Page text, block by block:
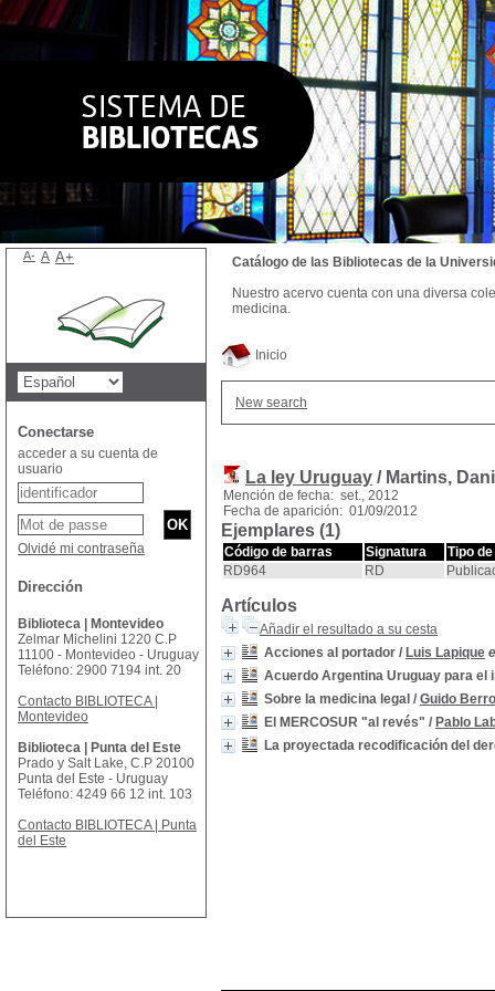
Inicio
New search
La ley Uruguay / Martins,
Mención de fecha: set., 2012
Fecha de aparición: 01/09/2012
Ejemplares (1)
Código de barras Signatura
Tipo
RD964
RD
Artículos
Añadir el resultado a su cesta
Acciones al portador / Luis Lapique
Acuerdo Argentina Uruguay para el
Sobre la medicina legal / Guido
El MERCOSUR "al revés" / Pablo
La proyectada recodificación del
Catálogo de las Bibliotecas de la
Nuestro acervo cuenta con una diversa
medicina.
A- A A+
Conectarse
acceder a su cuenta de
usuario
Olvidé mi contraseña
Dirección
Biblioteca | Montevideo
Zelmar Michelini 1220 C.P
11100 - Montevideo - Uruguay
Teléfono: 2900 7194 int. 20
Contacto BIBLIOTECA |
Montevideo
Biblioteca | Punta del Este
Prado y Salt Lake, C.P 20100
Punta del Este - Uruguay
Teléfono: 4249 66 12 int. 103
Contacto BIBLIOTECA | Punta
del Este